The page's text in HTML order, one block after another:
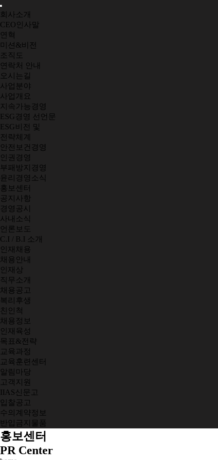
회사소개
CEO인사말
연혁
미션&비전
조직도
연락처 안내
오시는길
사업분야
사업개요
지속가능경영
ESG경영 선언문
ESG비전 및
전략체계
안전보건경영
인권경영
부패방지경영
윤리경영소식
홍보센터
공지사항
경영공시
사내소식
언론보도
C.I / B.I 소개
인재채용
채용안내
인재상
직무소개
채용공고
복리후생
친인척
채용정보
인재육성
목표&전략
교육과정
교육훈련센터
알림마당
고객지원
IIAS신문고
입찰공고
수의계약정보
반입금지물품
홍보센터
PR Center